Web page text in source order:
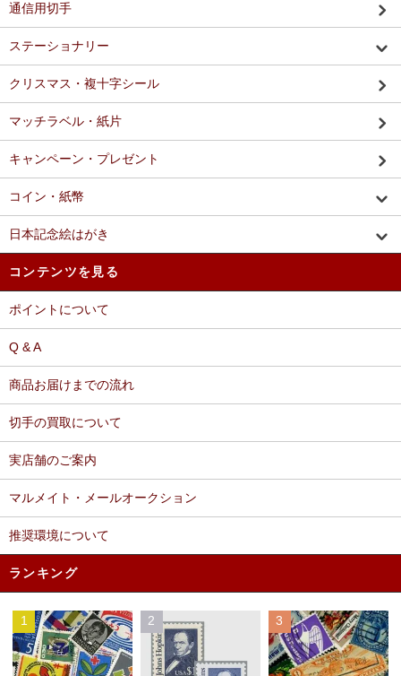
通信用切手
ステーショナリー
クリスマス・複十字シール
マッチラベル・紙片
キャンペーン・プレゼント
コイン・紙幣
日本記念絵はがき
コンテンツを見る
ポイントについて
Q & A
商品お届けまでの流れ
切手の買取について
実店舗のご案内
マルメイト・メールオークション
推奨環境について
ランキング
1 2 3